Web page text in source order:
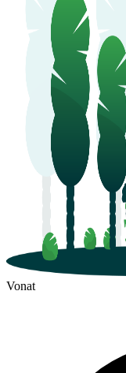
Vonat